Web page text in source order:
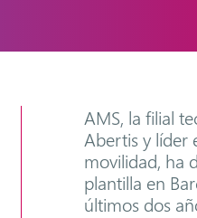
AMS, la filial
Abertis y líder
movilidad, ha
plantilla en
últimos dos